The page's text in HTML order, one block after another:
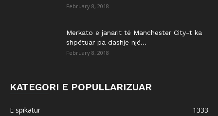
February 8, 2018
Merkato e janarit të Manchester City-t ka
shpëtuar pa dashje një...
February 8, 2018
KATEGORI E POPULLARIZUAR
E spikatur
1333